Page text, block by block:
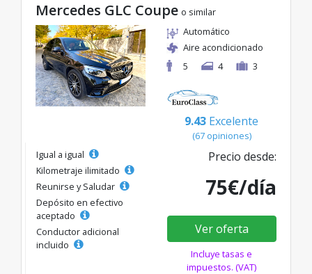
Mercedes GLC Coupe o similar
Automático
Aire acondicionado
5
4 3
9.43 Excelente
(67 opiniones)
Igual a igual
Kilometraje ilimitado
Reunirse y Saludar
Depósito en efectivo
aceptado
Conductor adicional
incluido
Precio desde:
75€/día
Ver oferta
Incluye tasas e
impuestos. (VAT)